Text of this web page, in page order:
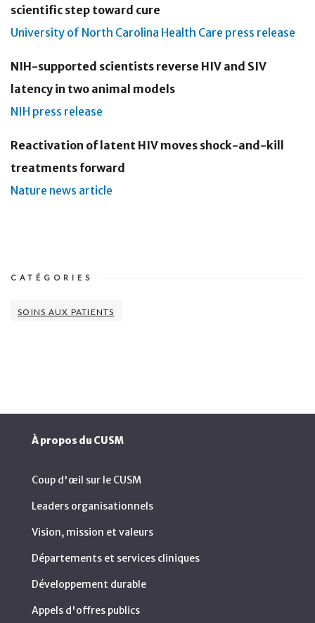
scientific step toward cure
University of North Carolina Health Care press release
NIH-supported scientists reverse HIV and SIV
latency in two animal models
NIH press release
Reactivation of latent HIV moves shock-and-kill
treatments forward
Nature news article
CATÉGORIES
SOINS AUX PATIENTS
À propos du CUSM
Coup d'œil sur le CUSM
Leaders organisationnels
Vision, mission et valeurs
Départements et services cliniques
Développement durable
Appels d'offres publics